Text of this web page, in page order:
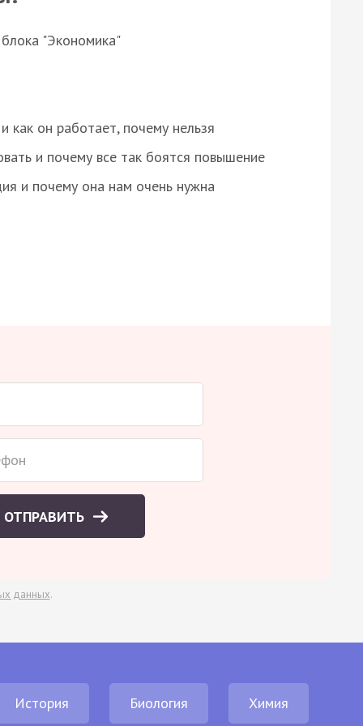
"Экономика"
как он работает, почему нельзя
и почему все так боятся повышение
и почему она нам очень нужна
ОТПРАВИТЬ
данных.
История Биология Химия